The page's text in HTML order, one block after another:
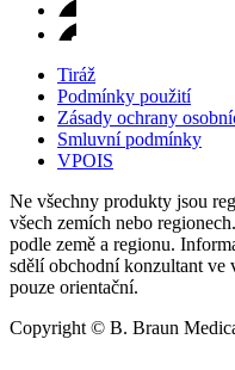
Tiráž
Podmínky použití
Zásady ochrany
Smluvní podmínky
VPOIS
Ne všechny produkty jsou
všech zemích nebo
podle země a regionu.
sdělí obchodní konzultant ve
pouze orientační.
Copyright © B. Braun